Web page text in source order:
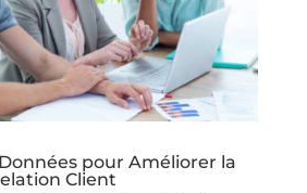
pour Améliorer la
Client